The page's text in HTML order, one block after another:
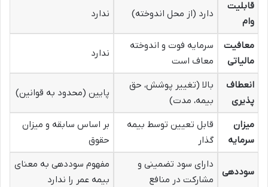
قابلیت
وام
دارد (از محل اندوخته) ندارد
معافیت
مالیاتی
سرمایه فوت و اندوخته
معاف است
ندارد
انعطاف
پذیری
بالا (تغییر پوشش، حق
بیمه، مدت)
پایین (محدود به قوانین)
میزان
سرمایه
قابل تعیین توسط بیمه
گذار
بر اساس سابقه و میزان
حقوق
سوددهی
دارای سود تضمینی و
مشارکت در منافع
مفهوم سوددهی به معنای
بیمه عمر را ندارد